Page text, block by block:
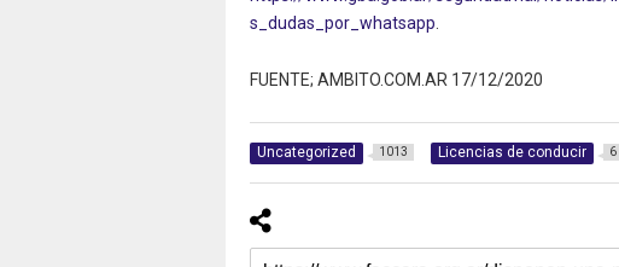
s_dudas_por_whatsapp
FUENTE; AMBITO.COM.AR 17/12/2020
Uncategorized 1013 Licencias de conducir 6